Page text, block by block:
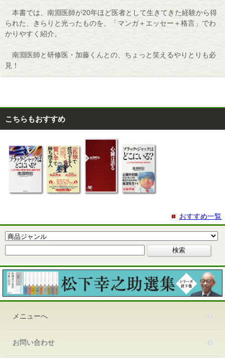
本書では、南淵医師が20年ほど医者として生きてきた経験から得
られた、きらりと光ったものを、「マンガ＋エッセー＋格言」でわ
かりやすく紹介。
南淵医師と研修医・加藤くんとの、ちょっと笑えるやりとりも必
見！
こちらもおすすめ
おすすめ一覧
メニューへ
お問い合わせ